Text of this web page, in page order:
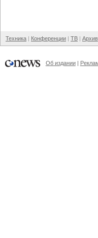
Техника Конференции ТВ Архив
Об издании